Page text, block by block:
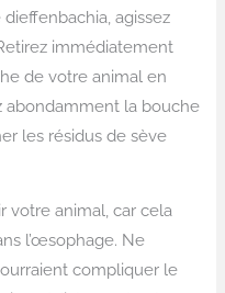
agissez
immédiatement
de votre animal en
abondamment la bouche
les résidus de sève
votre animal, car cela
l’œsophage. Ne
compliquer le